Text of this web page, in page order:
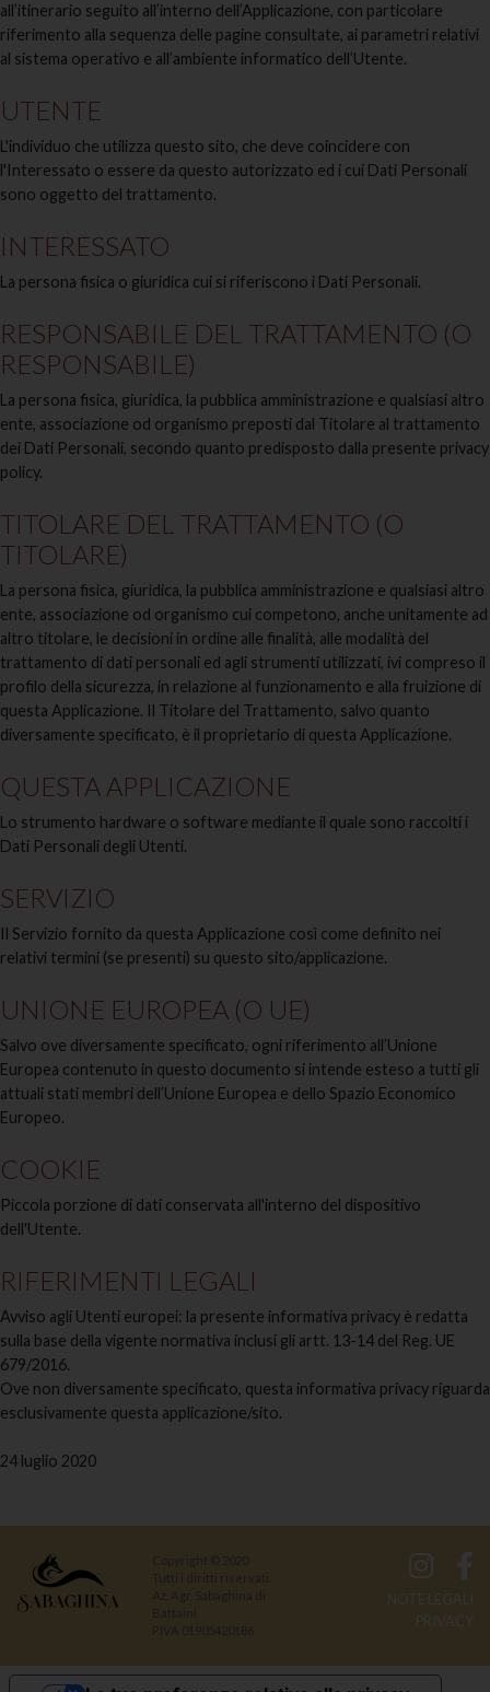
all’itinerario seguito all’interno dell’Applicazione, con particolare
riferimento alla sequenza delle pagine consultate, ai parametri relativi
al sistema operativo e all’ambiente informatico dell’Utente.
UTENTE
L'individuo che utilizza questo sito, che deve coincidere con
l'Interessato o essere da questo autorizzato ed i cui Dati Personali
sono oggetto del trattamento.
INTERESSATO
La persona fisica o giuridica cui si riferiscono i Dati Personali.
RESPONSABILE DEL TRATTAMENTO (O
RESPONSABILE)
La persona fisica, giuridica, la pubblica amministrazione e qualsiasi altro
ente, associazione od organismo preposti dal Titolare al trattamento
dei Dati Personali, secondo quanto predisposto dalla presente privacy
policy.
TITOLARE DEL TRATTAMENTO (O
TITOLARE)
La persona fisica, giuridica, la pubblica amministrazione e qualsiasi altro
ente, associazione od organismo cui competono, anche unitamente ad
altro titolare, le decisioni in ordine alle finalità, alle modalità del
trattamento di dati personali ed agli strumenti utilizzati, ivi compreso il
profilo della sicurezza, in relazione al funzionamento e alla fruizione di
questa Applicazione. Il Titolare del Trattamento, salvo quanto
diversamente specificato, è il proprietario di questa Applicazione.
QUESTA APPLICAZIONE
Lo strumento hardware o software mediante il quale sono raccolti i
Dati Personali degli Utenti.
SERVIZIO
Il Servizio fornito da questa Applicazione così come definito nei
relativi termini (se presenti) su questo sito/applicazione.
UNIONE EUROPEA (O UE)
Salvo ove diversamente specificato, ogni riferimento all’Unione
Europea contenuto in questo documento si intende esteso a tutti gli
attuali stati membri dell’Unione Europea e dello Spazio Economico
Europeo.
COOKIE
Piccola porzione di dati conservata all'interno del dispositivo
dell'Utente.
RIFERIMENTI LEGALI
Avviso agli Utenti europei: la presente informativa privacy è redatta
sulla base della vigente normativa inclusi gli artt. 13-14 del Reg. UE
679/2016.
Ove non diversamente specificato, questa informativa privacy riguarda
esclusivamente questa applicazione/sito.
24 luglio 2020
NOTE LEGALI
PRIVACY